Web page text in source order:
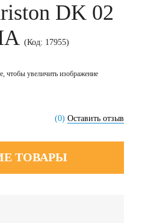
DK 02
(Код: 17955)
чтобы увеличить изображение
(0) Оставить отзыв
ТОВАРЫ